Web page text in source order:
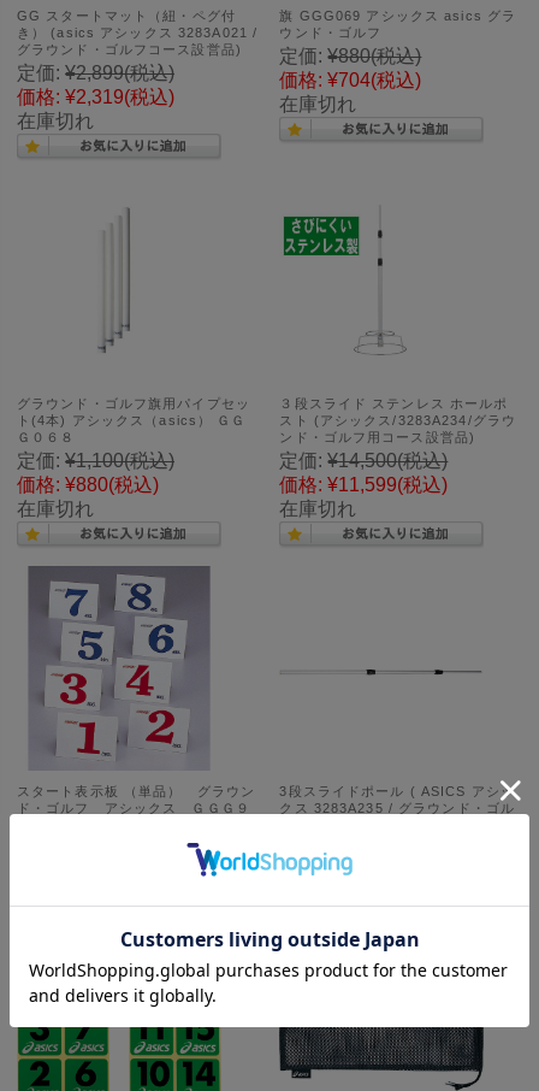
GG スタートマット（紐・ペグ付
き） (asics アシックス 3283A021 /
グラウンド・ゴルフコース設営品)
定価: ¥2,899(税込)
価格: ¥2,319(税込)
在庫切れ
旗 GGG069 アシックス asics グラ
ウンド・ゴルフ
定価: ¥880(税込)
価格: ¥704(税込)
在庫切れ
グラウンド・ゴルフ旗用パイプセッ
ト(4本) アシックス（asics） ＧＧ
Ｇ０６８
定価: ¥1,100(税込)
価格: ¥880(税込)
在庫切れ
３段スライド ステンレス ホールポ
スト (アシックス/3283A234/グラウ
ンド・ゴルフ用コース設営品)
定価: ¥14,500(税込)
価格: ¥11,599(税込)
在庫切れ
スタート表示板 （単品） グラウン
ド・ゴルフ アシックス ＧＧＧ９
3段スライドポール ( ASICS アシッ
クス 3283A235 / グラウンド・ゴル
価格: ¥3,159